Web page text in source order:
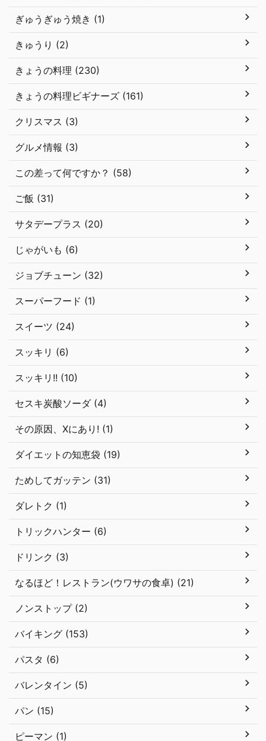
ぎゅうぎゅう焼き (1)
きゅうり (2)
きょうの料理 (230)
きょうの料理ビギナーズ (161)
クリスマス (3)
グルメ情報 (3)
この差って何ですか？ (58)
ご飯 (31)
サタデープラス (20)
じゃがいも (6)
ジョブチューン (32)
スーパーフード (1)
スイーツ (24)
スッキリ (6)
スッキリ!! (10)
セスキ炭酸ソーダ (4)
その原因、Xにあり! (1)
ダイエットの知恵袋 (19)
ためしてガッテン (31)
ダレトク (1)
トリックハンター (6)
ドリンク (3)
なるほど！レストラン(ウワサの食卓) (21)
ノンストップ (2)
バイキング (153)
パスタ (6)
バレンタイン (5)
パン (15)
ピーマン (1)